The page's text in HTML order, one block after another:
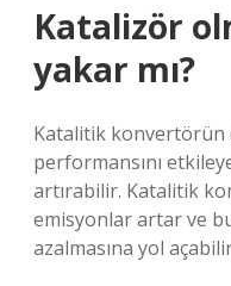
Katalizör
yakar mı?
Katalitik konvertörün
performansını
artırabilir. Katalitik
emisyonlar artar ve
azalmasına yol